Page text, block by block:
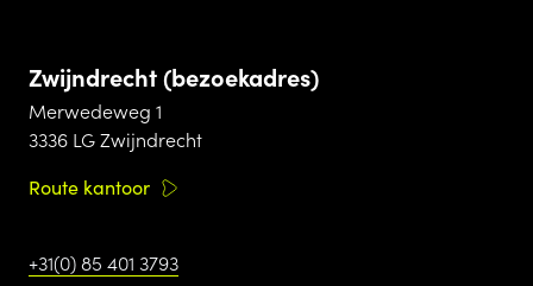
Zwijndrecht (bezoekadres)
Merwedeweg 1
3336 LG Zwijndrecht
Route kantoor
+31(0) 85 401 3793